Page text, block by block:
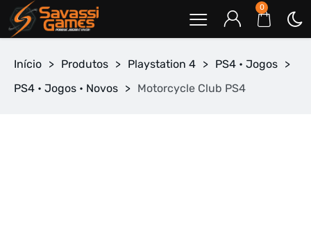
0
Início > Produtos > Playstation 4 > PS4 • Jogos >
PS4 • Jogos • Novos > Motorcycle Club PS4